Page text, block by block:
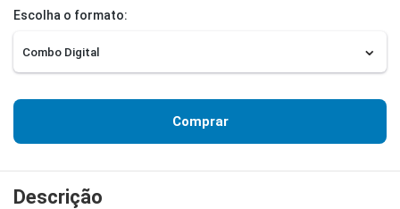
Escolha o formato:
Comprar
Descrição